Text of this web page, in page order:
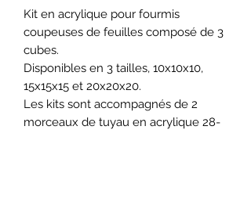
Kit en acrylique pour fourmis
coupeuses de feuilles composé de 3
cubes.
Disponibles en 3 tailles, 10x10x10,
15x15x15 et 20x20x20.
Les kits sont accompagnés de 2
morceaux de tuyau en acrylique 28-